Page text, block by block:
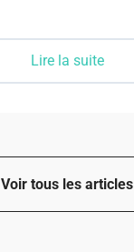
Voir tous les articles